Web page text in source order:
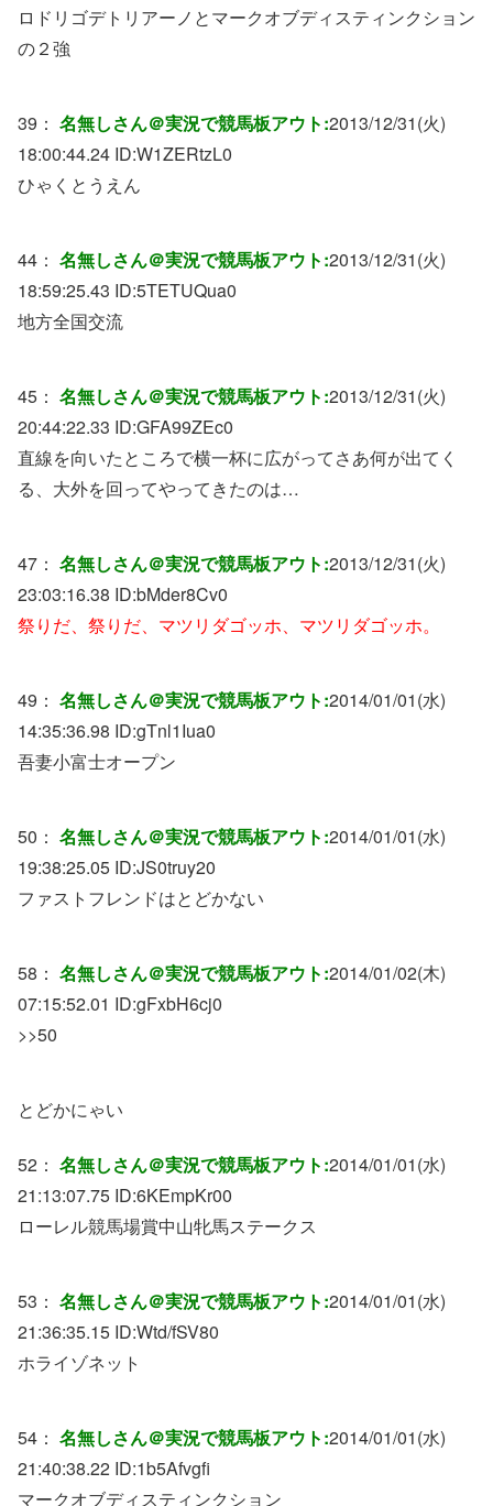
ロドリゴデトリアーノとマークオブディスティンクション
の２強
39： 名無しさん＠実況で競馬板アウト:2013/12/31(火)
18:00:44.24 ID:W1ZERtzL0
ひゃくとうえん
44： 名無しさん＠実況で競馬板アウト:2013/12/31(火)
18:59:25.43 ID:5TETUQua0
地方全国交流
45： 名無しさん＠実況で競馬板アウト:2013/12/31(火)
20:44:22.33 ID:GFA99ZEc0
直線を向いたところで横一杯に広がってさあ何が出てく
る、大外を回ってやってきたのは…
47： 名無しさん＠実況で競馬板アウト:2013/12/31(火)
23:03:16.38 ID:bMder8Cv0
祭りだ、祭りだ、マツリダゴッホ、マツリダゴッホ。
49： 名無しさん＠実況で競馬板アウト:2014/01/01(水)
14:35:36.98 ID:gTnl1Iua0
吾妻小富士オープン
50： 名無しさん＠実況で競馬板アウト:2014/01/01(水)
19:38:25.05 ID:JS0truy20
ファストフレンドはとどかない
58： 名無しさん＠実況で競馬板アウト:2014/01/02(木)
07:15:52.01 ID:gFxbH6cj0
>>50
とどかにゃい
52： 名無しさん＠実況で競馬板アウト:2014/01/01(水)
21:13:07.75 ID:6KEmpKr00
ローレル競馬場賞中山牝馬ステークス
53： 名無しさん＠実況で競馬板アウト:2014/01/01(水)
21:36:35.15 ID:Wtd/fSV80
ホライゾネット
54： 名無しさん＠実況で競馬板アウト:2014/01/01(水)
21:40:38.22 ID:1b5Afvgfi
マークオブディスティンクション